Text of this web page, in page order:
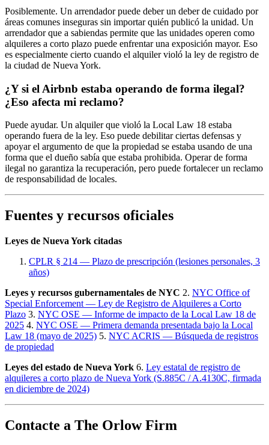
Posiblemente. Un arrendador puede deber un deber de cuidado por
áreas comunes inseguras sin importar quién publicó la unidad. Un
arrendador que a sabiendas permite que las unidades operen como
alquileres a corto plazo puede enfrentar una exposición mayor. Eso
es especialmente cierto cuando el alquiler violó la ley de registro de
la ciudad de Nueva York.
¿Y si el Airbnb estaba operando de forma ilegal?
¿Eso afecta mi reclamo?
Puede ayudar. Un alquiler que violó la Local Law 18 estaba
operando fuera de la ley. Eso puede debilitar ciertas defensas y
apoyar el argumento de que la propiedad se estaba usando de una
forma que el dueño sabía que estaba prohibida. Operar de forma
ilegal no garantiza la recuperación, pero puede fortalecer un reclamo
de responsabilidad de locales.
Fuentes y recursos oficiales
Leyes de Nueva York citadas
CPLR § 214 — Plazo de prescripción (lesiones personales, 3
años)
Leyes y recursos gubernamentales de NYC 2. NYC Office of
Special Enforcement — Ley de Registro de Alquileres a Corto
Plazo 3. NYC OSE — Informe de impacto de la Local Law 18 de
2025 4. NYC OSE — Primera demanda presentada bajo la Local
Law 18 (mayo de 2025) 5. NYC ACRIS — Búsqueda de registros
de propiedad
Leyes del estado de Nueva York 6. Ley estatal de registro de
alquileres a corto plazo de Nueva York (S.885C / A.4130C, firmada
en diciembre de 2024)
Contacte a The Orlow Firm